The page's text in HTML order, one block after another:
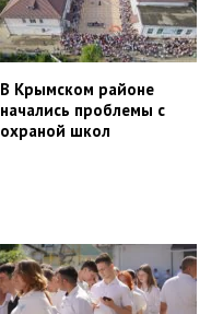
В Крымском районе
начались проблемы с
охраной школ